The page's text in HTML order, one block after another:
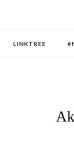
LINKTREE